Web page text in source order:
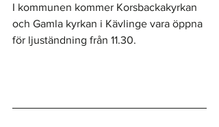
I kommunen kommer Korsbackakyrkan
och Gamla kyrkan i Kävlinge vara öppna
för ljuständning från 11.30.